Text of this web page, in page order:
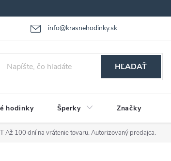
info@krasnehodinky.sk
tovaru Reklamácia tovaru Obchodné podmienky
HĽADAŤ
hodinky Šperky Značky
Až 100 dní na vrátenie tovaru. Autorizovaný predajca.